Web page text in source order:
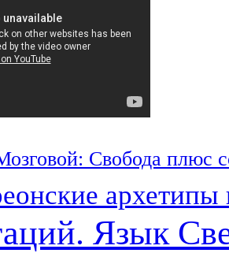
Свобода плюс
Язык